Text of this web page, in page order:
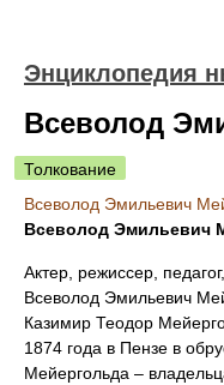
Энциклопедия
Всеволод
Толкование
Всеволод Эмильевич
Всеволод Эмильевич
Актер, режиссер,
Всеволод Эмильевич
Казимир Теодор
1874 года в Пензе в
Мейергольда –